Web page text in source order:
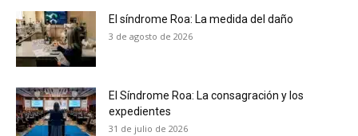
No te pierdas de las
últimas noticias
El síndrome Roa: La medida del daño
3 de agosto de 2026
El Síndrome Roa: La consagración y los
expedientes
31 de julio de 2026